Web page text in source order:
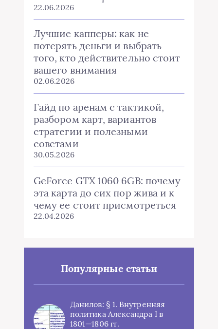
22.06.2026
Лучшие капперы: как не
потерять деньги и выбрать
того, кто действительно стоит
вашего внимания
02.06.2026
Гайд по аренам с тактикой,
разбором карт, вариантов
стратегии и полезными
советами
30.05.2026
GeForce GTX 1060 6GB: почему
эта карта до сих пор жива и к
чему ее стоит присмотреться
22.04.2026
Популярные статьи
Данилов: § 1. Внутренняя
политика Александра I в
1801—1806 гг.